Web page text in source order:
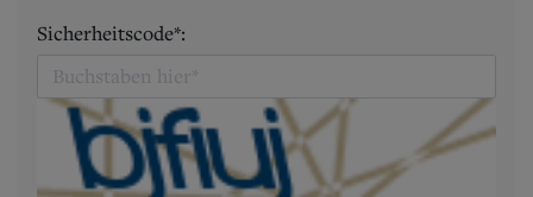
Sicherheitscode*: